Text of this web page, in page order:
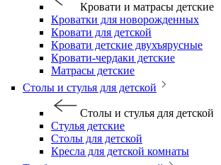
Кровати и матрасы детские
Кроватки для новорожденных
Кровати для детской
Кровати детские двухъярусные
Кровати-чердаки детские
Матрасы детские
Столы и стулья для детской
Столы и стулья для детской
Стулья детские
Столы для детской
Кресла для детской комнаты